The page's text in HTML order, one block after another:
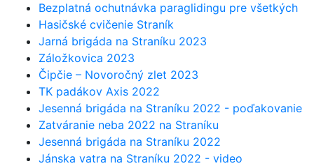
Bezplatná ochutnávka paraglidingu pre všetkých
Hasičské cvičenie Straník
Jarná brigáda na Straníku 2023
Záložkovica 2023
Čipčie – Novoročný zlet 2023
TK padákov Axis 2022
Jesenná brigáda na Straníku 2022 - poďakovanie
Zatváranie neba 2022 na Straníku
Jesenná brigáda na Straníku 2022
Jánska vatra na Straníku 2022 - video